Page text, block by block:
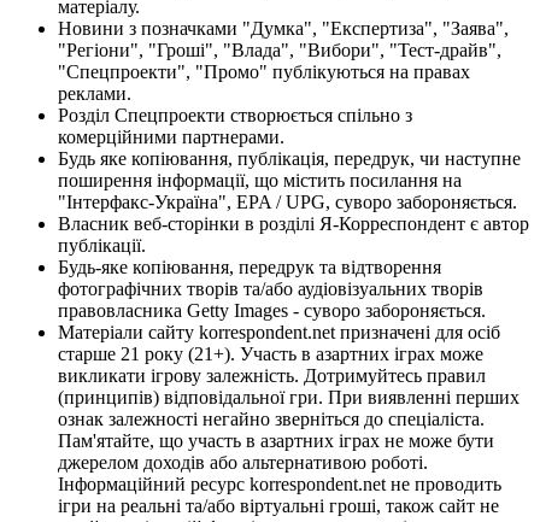
матеріалу.
Новини з позначками "Думка", "Експертиза", "Заява",
"Регіони", "Гроші", "Влада", "Вибори", "Тест-драйв",
"Спецпроекти", "Промо" публікуються на правах
реклами.
Розділ Спецпроекти створюється спільно з
комерційними партнерами.
Будь яке копіювання, публікація, передрук, чи наступне
поширення інформації, що містить посилання на
"Інтерфакс-Україна", EPA / UPG, суворо забороняється.
Власник веб-сторінки в розділі Я-Корреспондент є автор
публікації.
Будь-яке копіювання, передрук та відтворення
фотографічних творів та/або аудіовізуальних творів
правовласника Getty Images - суворо забороняється.
Матеріали сайту korrespondent.net призначені для осіб
старше 21 року (21+). Участь в азартних іграх може
викликати ігрову залежність. Дотримуйтесь правил
(принципів) відповідальної гри. При виявленні перших
ознак залежності негайно зверніться до спеціаліста.
Пам'ятайте, що участь в азартних іграх не може бути
джерелом доходів або альтернативою роботі.
Інформаційний ресурс korrespondent.net не проводить
ігри на реальні та/або віртуальні гроші, також сайт не